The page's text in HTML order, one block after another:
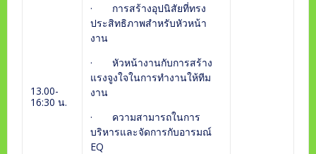
13.00-
16:30 น.
· การสร้างอุปนิสัยที่ทรง
ประสิทธิภาพสำหรับหัวหน้า
งาน
· หัวหน้างานกับการสร้าง
แรงจูงใจในการทำงานให้ทีม
งาน
· ความสามารถในการ
บริหารและจัดการกับอารมณ์
EQ